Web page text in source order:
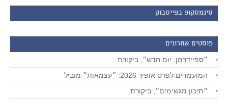
סינמסקופ בפייסבוק
פוסטים אחרונים
״ספיידרמן: יום חדש״, ביקורת
המועמדים לפרס אופיר 2026: ״עצמאות״ מוביל
״תיכון מגשימים״, ביקורת